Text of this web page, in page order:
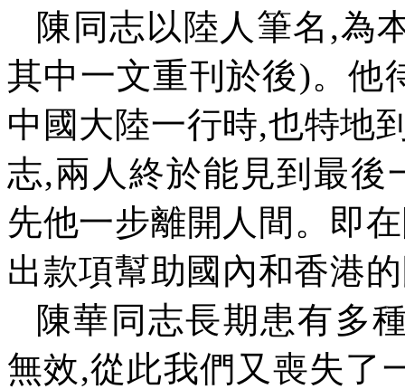
陳同志以陸人筆名 ,為
其中一文重刊於後)。他
中國大陸一行時,也特地
志,兩人終於能見到最後
先他一步離開人間。即
出款項幫助國內和香港
陳華同志長期患有多
無效,從此我們又喪失了